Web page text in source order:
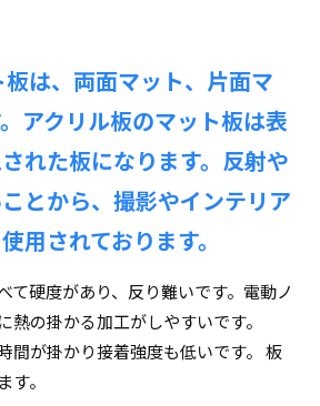
は、両面マット、片面マ
アクリル板のマット板は表
れた板になります。反射や
とから、撮影やインテリア
用されております。
硬度があり、反り難いです。電動ノ
熱の掛かる加工がしやすいです。
が掛かり接着強度も低いです。 板
。